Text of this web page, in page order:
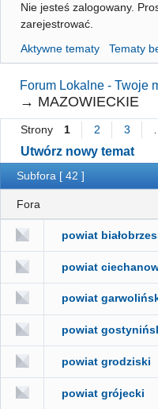
Główna
Użytkownicy
Rejestracja
Logowanie
Nie jesteś zalogowany.
zarejestrować.
Aktywne tematy
Tematy
Forum Lokalne - Twoje
→ MAZOWIECKIE
Strony 1 2 3
Utwórz nowy temat
Subfora [ 42 ]
Fora
powiat
powiat
powiat
powiat
powiat grodziski
powiat grójecki